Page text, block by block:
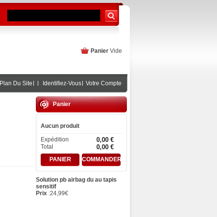
Panier Vide
Plan Du Site Identifiez-Vous Votre Compte
Panier
Aucun produit
Expédition
0,00 €
Total 0,00 €
PANIER COMMANDER
Solution pb airbag du au tapis
sensitif
Prix :24,99€